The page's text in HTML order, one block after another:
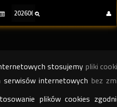
stosujemy pliki
serwisów internetowych bez
plików cookies